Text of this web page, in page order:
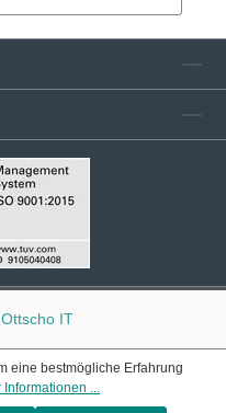
Ottscho IT
eine bestmögliche Erfahrung
Informationen ...